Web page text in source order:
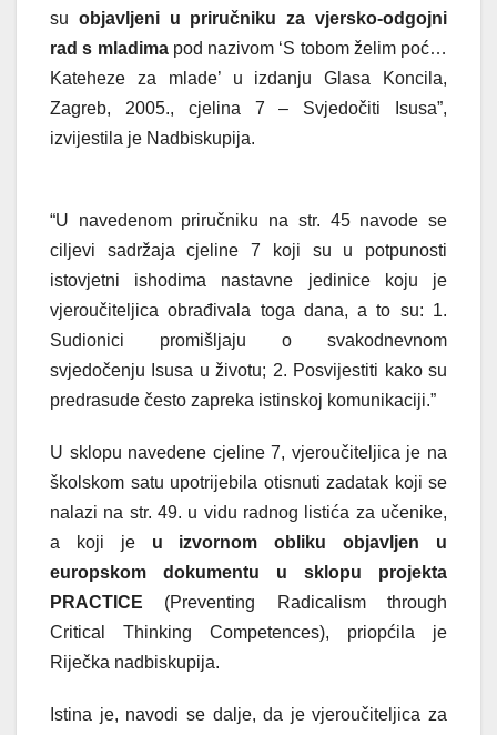
su objavljeni u priručniku za vjersko-odgojni
rad s mladima pod nazivom ‘S tobom želim poć…
Kateheze za mlade’ u izdanju Glasa Koncila,
Zagreb, 2005., cjelina 7 – Svjedočiti Isusa”,
izvijestila je Nadbiskupija.
“U navedenom priručniku na str. 45 navode se
ciljevi sadržaja cjeline 7 koji su u potpunosti
istovjetni ishodima nastavne jedinice koju je
vjeroučiteljica obrađivala toga dana, a to su: 1.
Sudionici promišljaju o svakodnevnom
svjedočenju Isusa u životu; 2. Posvijestiti kako su
predrasude često zapreka istinskoj komunikaciji.”
U sklopu navedene cjeline 7, vjeroučiteljica je na
školskom satu upotrijebila otisnuti zadatak koji se
nalazi na str. 49. u vidu radnog listića za učenike,
a koji je u izvornom obliku objavljen u
europskom dokumentu u sklopu projekta
PRACTICE (Preventing Radicalism through
Critical Thinking Competences), priopćila je
Riječka nadbiskupija.
Istina je, navodi se dalje, da je vjeroučiteljica za